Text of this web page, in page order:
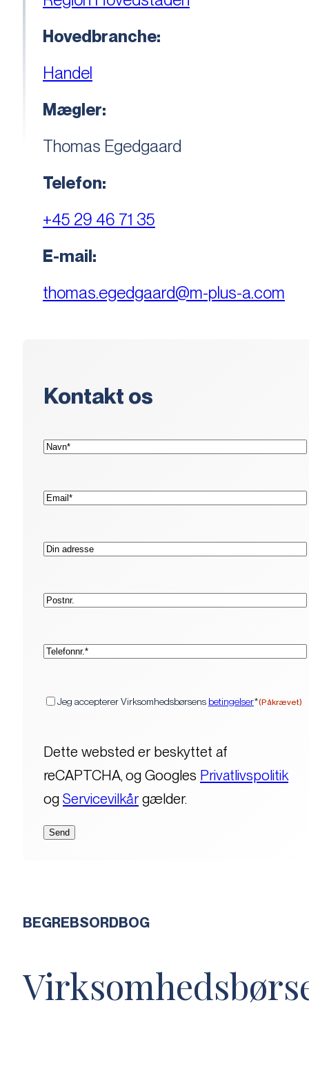
Hovedbranche:
Handel
Mægler:
Thomas Egedgaard
Telefon:
+45 29 46 71 35
E-mail:
thomas.egedgaard@m-plus-a.com
Kontakt os
Navn*
E-
mail*
Adresse
Postnr.
Telefon*
Jeg accepterer Virksomhedsbørsens betingelser*(Påkrævet)
Dette websted er beskyttet af
reCAPTCHA, og Googles Privatlivspolitik
og Servicevilkårgælder.
BEGREBSORDBOG